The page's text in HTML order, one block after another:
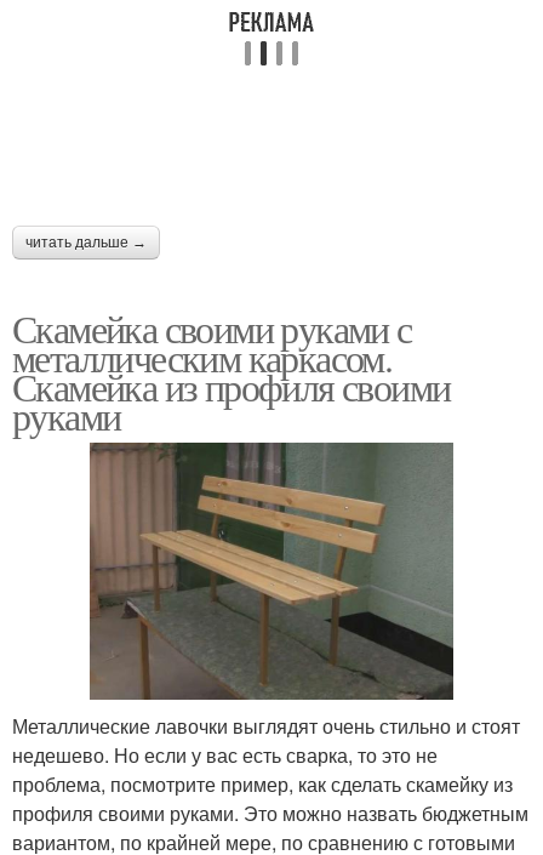
читать дальше →
Скамейка своими руками с
металлическим каркасом.
Скамейка из профиля своими
руками
Металлические лавочки выглядят очень стильно и стоят
недешево. Но если у вас есть сварка, то это не
проблема, посмотрите пример, как сделать скамейку из
профиля своими руками. Это можно назвать бюджетным
вариантом, по крайней мере, по сравнению с готовыми